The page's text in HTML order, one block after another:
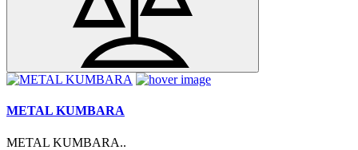
METAL KUMBARA
METAL KUMBARA..